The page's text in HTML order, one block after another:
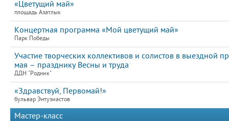
«Цветущий май»
площадь Азатлык
Концертная программа «Мой цветущий май»
Парк Победы
Участие творческих коллективов и солистов в
мая – празднику Весны и труда
ДДН "Родник"
«Здравствуй, Первомай!»
бульвар Энтузиастов
Мастер-класс